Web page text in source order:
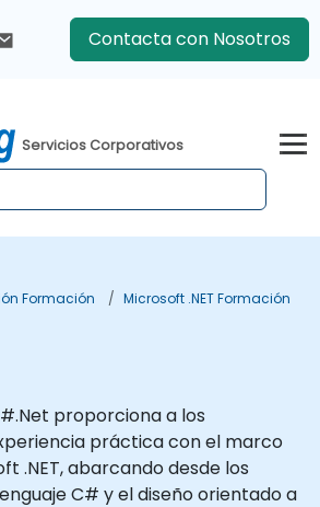
Contacta con Nosotros
Servicios Corporativos
Formación
Microsoft .NET Formación
proporciona a los
práctica con el marco
.NET, abarcando desde los
C# y el diseño orientado a